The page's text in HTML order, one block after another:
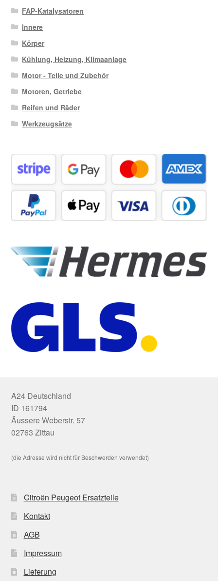
FAP-Katalysatoren
Innere
Körper
Kühlung, Heizung, Klimaanlage
Motor - Teile und Zubehör
Motoren, Getriebe
Reifen und Räder
Werkzeugsätze
A24 Deutschland
ID 161794
Äussere Weberstr. 57
02763 Zittau
(die Adresse wird nicht für Beschwerden verwendet)
Citroën Peugeot Ersatzteile
Kontakt
AGB
Impressum
Lieferung